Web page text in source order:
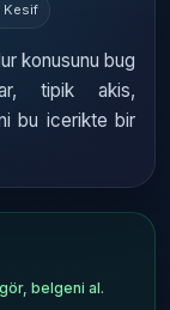
Kesif
konusunu bug
tipik akis,
bu icerikte bir
belgeni al.